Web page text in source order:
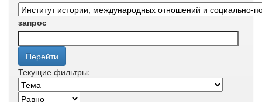
запрос
Текущие фильтры: